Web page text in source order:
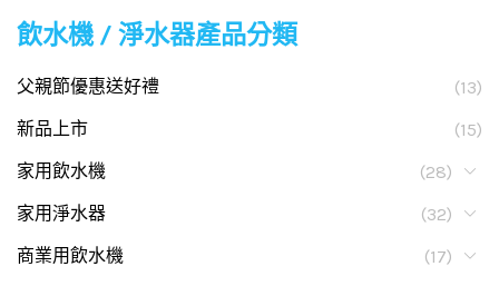
飲水機 / 淨水器產品分類
父親節優惠送好禮
(13)
新品上市
(15)
家用飲水機
(28)
家用淨水器
(32)
商業用飲水機
(17)